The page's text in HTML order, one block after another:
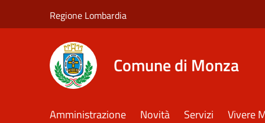
Regione Lombardia
Comune di Monza
Amministrazione Novità Servizi Vivere